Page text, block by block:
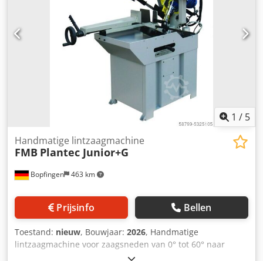
1 / 5
Bopfingen 463 km
Handmatige lintzaagmachine
FMB Plantec Junior+G
Prijsinfo Bellen
Toestand: nieuw, Bouwjaar: 2026, Handmatige
lintzaagmachine voor zaagsneden van 0° tot 60° naar
rechts. Hydraulische bandspanning, beugelgreep met